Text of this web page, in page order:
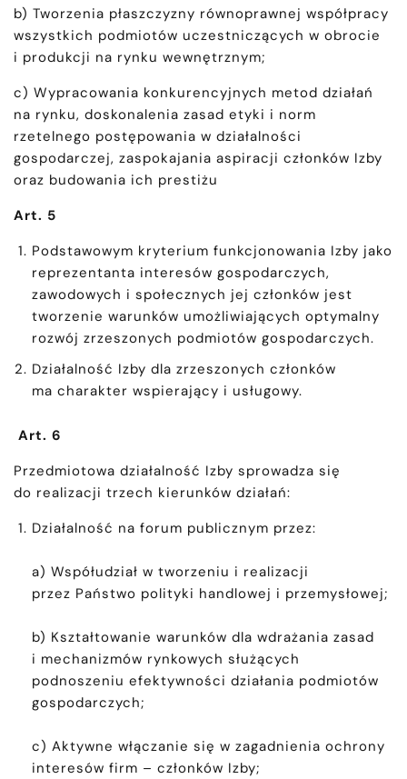
b) Tworzenia płaszczyzny równoprawnej współpracy
wszystkich podmiotów uczestniczących w obrocie
i produkcji na rynku wewnętrznym;
c) Wypracowania konkurencyjnych metod działań
na rynku, doskonalenia zasad etyki i norm
rzetelnego postępowania w działalności
gospodarczej, zaspokajania aspiracji członków Izby
oraz budowania ich prestiżu
Art. 5
Podstawowym kryterium funkcjonowania Izby jako
reprezentanta interesów gospodarczych,
zawodowych i społecznych jej członków jest
tworzenie warunków umożliwiających optymalny
rozwój zrzeszonych podmiotów gospodarczych.
Działalność Izby dla zrzeszonych członków
ma charakter wspierający i usługowy.
Art. 6
Przedmiotowa działalność Izby sprowadza się
do realizacji trzech kierunków działań:
Działalność na forum publicznym przez:
a) Współudział w tworzeniu i realizacji
przez Państwo polityki handlowej i przemysłowej;
b) Kształtowanie warunków dla wdrażania zasad
i mechanizmów rynkowych służących
podnoszeniu efektywności działania podmiotów
gospodarczych;
c) Aktywne włączanie się w zagadnienia ochrony
interesów firm – członków Izby;